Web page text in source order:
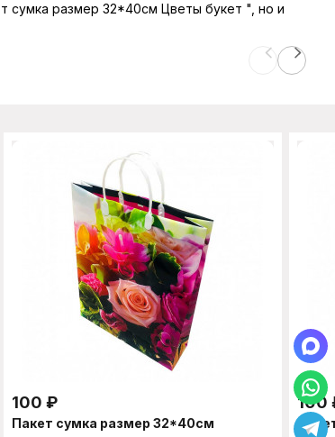
сумка размер 32*40см Цветы букет ", но и
100 ₽
Пакет сумка размер 32*40см
100